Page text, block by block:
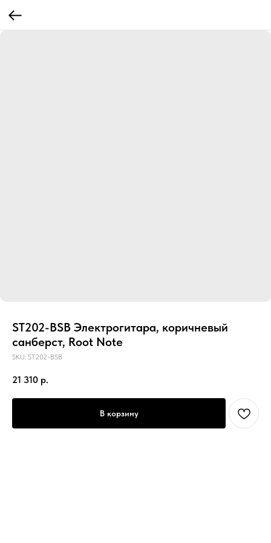
ST202-BSB Электрогитара, коричневый
санберст, Root Note
SKU: ST202-BSB
21 310 р.
В корзину